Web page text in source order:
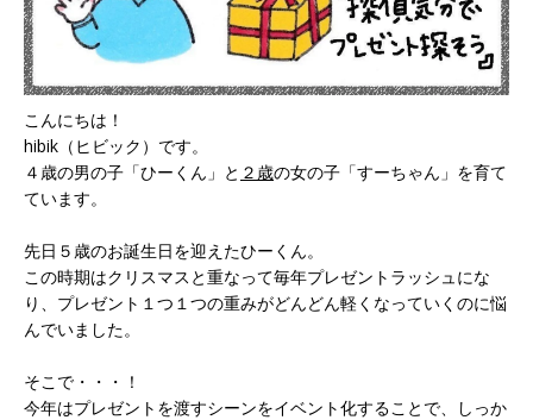
こんにちは！
hibik（ヒビック）です。
４歳の男の子「ひーくん」と ２歳の女の子「すーちゃん」を育て
ています。
先日５歳のお誕生日を迎えたひーくん。
この時期はクリスマスと重なって毎年プレゼントラッシュにな
り、プレゼント１つ１つの重みがどんどん軽くなっていくのに悩
んでいました。
そこで・・・！
今年はプレゼントを渡すシーンをイベント化することで、しっか